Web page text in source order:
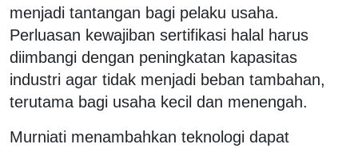
menjadi tantangan bagi pelaku usaha.
Perluasan kewajiban sertifikasi halal harus
diimbangi dengan peningkatan kapasitas
industri agar tidak menjadi beban tambahan,
terutama bagi usaha kecil dan menengah.
Murniati menambahkan teknologi dapat